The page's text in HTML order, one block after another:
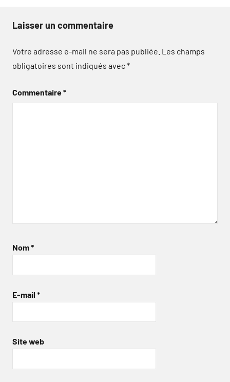
Laisser un commentaire
Votre adresse e-mail ne sera pas publiée. Les champs
obligatoires sont indiqués avec*
Commentaire*
Nom*
E-mail *
Site web